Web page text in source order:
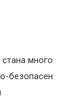
много
безопасен